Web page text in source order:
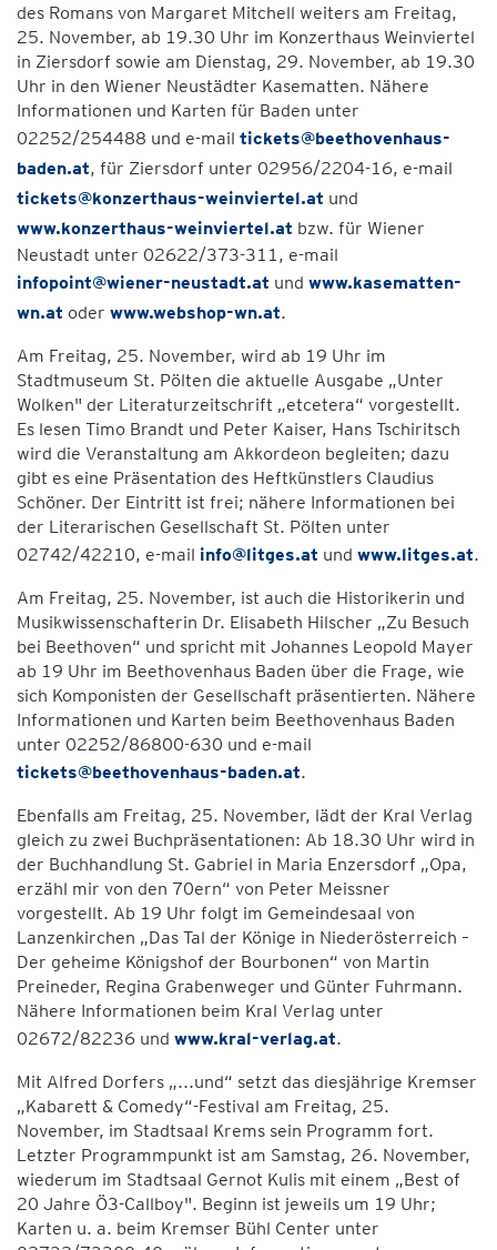
des Romans von Margaret Mitchell weiters am Freitag,
25. November, ab 19.30 Uhr im Konzerthaus Weinviertel
in Ziersdorf sowie am Dienstag, 29. November, ab 19.30
Uhr in den Wiener Neustädter Kasematten. Nähere
Informationen und Karten für Baden unter
02252/254488 und e-mail tickets@beethovenhaus-
baden.at, für Ziersdorf unter 02956/2204-16, e-mail
tickets@konzerthaus-weinviertel.at und
www.konzerthaus-weinviertel.at bzw. für Wiener
Neustadt unter 02622/373-311, e-mail
infopoint@wiener-neustadt.at und www.kasematten-
wn.at oder www.webshop-wn.at.
Am Freitag, 25. November, wird ab 19 Uhr im
Stadtmuseum St. Pölten die aktuelle Ausgabe „Unter
Wolken" der Literaturzeitschrift „etcetera“ vorgestellt.
Es lesen Timo Brandt und Peter Kaiser, Hans Tschiritsch
wird die Veranstaltung am Akkordeon begleiten; dazu
gibt es eine Präsentation des Heftkünstlers Claudius
Schöner. Der Eintritt ist frei; nähere Informationen bei
der Literarischen Gesellschaft St. Pölten unter
02742/42210, e-mail info@litges.at und www.litges.at.
Am Freitag, 25. November, ist auch die Historikerin und
Musikwissenschafterin Dr. Elisabeth Hilscher „Zu Besuch
bei Beethoven“ und spricht mit Johannes Leopold Mayer
ab 19 Uhr im Beethovenhaus Baden über die Frage, wie
sich Komponisten der Gesellschaft präsentierten. Nähere
Informationen und Karten beim Beethovenhaus Baden
unter 02252/86800-630 und e-mail
tickets@beethovenhaus-baden.at.
Ebenfalls am Freitag, 25. November, lädt der Kral Verlag
gleich zu zwei Buchpräsentationen: Ab 18.30 Uhr wird in
der Buchhandlung St. Gabriel in Maria Enzersdorf „Opa,
erzähl mir von den 70ern“ von Peter Meissner
vorgestellt. Ab 19 Uhr folgt im Gemeindesaal von
Lanzenkirchen „Das Tal der Könige in Niederösterreich –
Der geheime Königshof der Bourbonen“ von Martin
Preineder, Regina Grabenweger und Günter Fuhrmann.
Nähere Informationen beim Kral Verlag unter
02672/82236 und www.kral-verlag.at.
Mit Alfred Dorfers „...und“ setzt das diesjährige Kremser
„Kabarett & Comedy“-Festival am Freitag, 25.
November, im Stadtsaal Krems sein Programm fort.
Letzter Programmpunkt ist am Samstag, 26. November,
wiederum im Stadtsaal Gernot Kulis mit einem „Best of
20 Jahre Ö3-Callboy". Beginn ist jeweils um 19 Uhr;
Karten u. a. beim Kremser Bühl Center unter